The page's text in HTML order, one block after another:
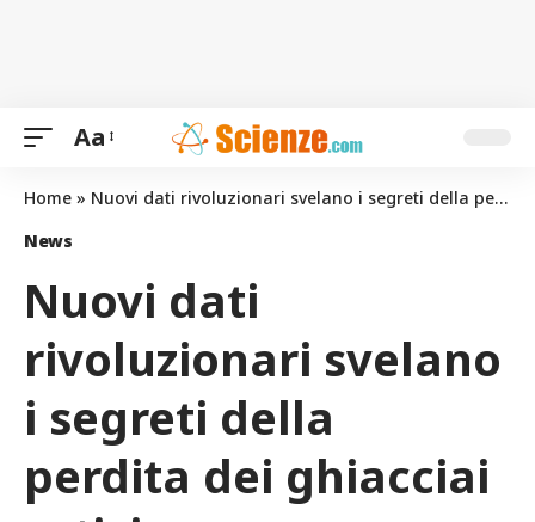
Aa
Home » Nuovi dati rivoluzionari svelano i segreti della perdita dei ghiacciai artici
News
Nuovi dati
rivoluzionari svelano
i segreti della
perdita dei ghiacciai